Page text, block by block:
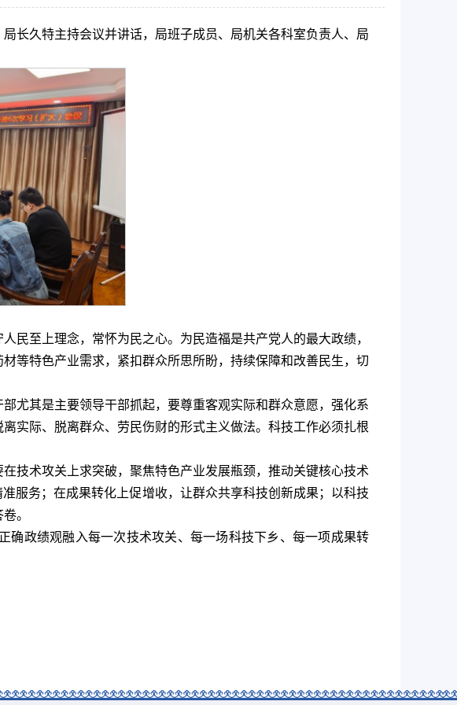
长久特主持会议并讲话，局班子成员、局机关各科室负责人、局
民至上理念，常怀为民之心。为民造福是共产党人的最大政绩，
等特色产业需求，紧扣群众所思所盼，持续保障和改善民生，切
尤其是主要领导干部抓起，要尊重客观实际和群众意愿，强化系
实际、脱离群众、劳民伤财的形式主义做法。科技工作必须扎根
技术攻关上求突破，聚焦特色产业发展瓶颈，推动关键核心技术
服务；在成果转化上促增收，让群众共享科技创新成果；以科技
。
确政绩观融入每一次技术攻关、每一场科技下乡、每一项成果转